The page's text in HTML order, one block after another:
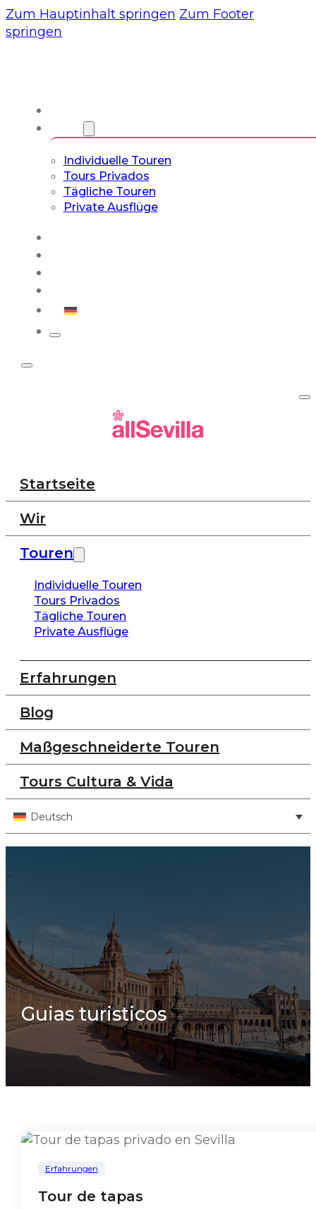
Zum Hauptinhalt springen Zum Footer
springen
Individuelle Touren
Tours Privados
Tägliche Touren
Private Ausflüge
Startseite
Wir
Touren
Individuelle Touren
Tours Privados
Tägliche Touren
Private Ausflüge
Erfahrungen
Blog
Maßgeschneiderte Touren
Tours Cultura & Vida
Deutsch
Guias turisticos
Erfahrungen
Tour de tapas